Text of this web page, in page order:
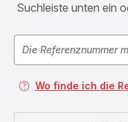
Suchleiste unten ein
Wo finde ich die